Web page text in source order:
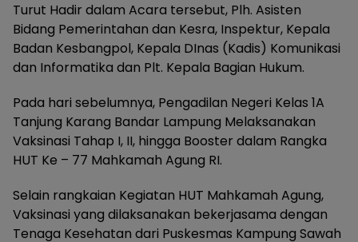
Turut Hadir dalam Acara tersebut, Plh. Asisten
Bidang Pemerintahan dan Kesra, Inspektur, Kepala
Badan Kesbangpol, Kepala DInas (Kadis) Komunikasi
dan Informatika dan Plt. Kepala Bagian Hukum.
Pada hari sebelumnya, Pengadilan Negeri Kelas 1A
Tanjung Karang Bandar Lampung Melaksanakan
Vaksinasi Tahap I, II, hingga Booster dalam Rangka
HUT Ke – 77 Mahkamah Agung RI.
Selain rangkaian Kegiatan HUT Mahkamah Agung,
Vaksinasi yang dilaksanakan bekerjasama dengan
Tenaga Kesehatan dari Puskesmas Kampung Sawah